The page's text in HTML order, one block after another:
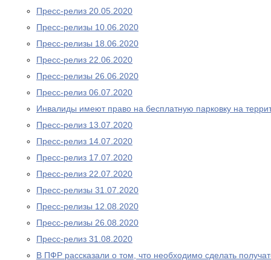
Пресс-релиз 20.05.2020
Пресс-релизы 10.06.2020
Пресс-релизы 18.06.2020
Пресс-релиз 22.06.2020
Пресс-релизы 26.06.2020
Пресс-релиз 06.07.2020
Инвалиды имеют право на бесплатную парковку на
Пресс-релиз 13.07.2020
Пресс-релиз 14.07.2020
Пресс-релиз 17.07.2020
Пресс-релиз 22.07.2020
Пресс-релизы 31.07.2020
Пресс-релизы 12.08.2020
Пресс-релизы 26.08.2020
Пресс-релиз 31.08.2020
В ПФР рассказали о том, что необходимо сделать